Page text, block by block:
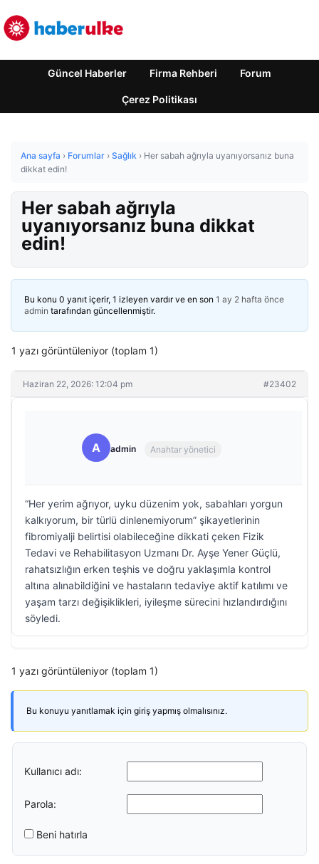
Güncel Haberler Firma Rehberi Forum
Çerez Politikası
Ana sayfa › Forumlar › Sağlık › Her sabah ağrıyla uyanıyorsanız buna
dikkat edin!
Her sabah ağrıyla
uyanıyorsanız buna dikkat
edin!
Bu konu 0 yanıt içerir, 1 izleyen vardır ve en son 1 ay 2 hafta önce
admin tarafından güncellenmiştir.
1 yazı görüntüleniyor (toplam 1)
Haziran 22, 2026: 12:04 pm #23402
A admin Anahtar yönetici
“Her yerim ağrıyor, uyku düzenim yok, sabahları yorgun
kalkıyorum, bir türlü dinlenemiyorum” şikayetlerinin
fibromiyalji belirtisi olabileceğine dikkati çeken Fizik
Tedavi ve Rehabilitasyon Uzmanı Dr. Ayşe Yener Güçlü,
rahatsızlığın erken teşhis ve doğru yaklaşımla kontrol
altına alınabildiğini ve hastaların tedaviye aktif katılımı ve
yaşam tarzı değişiklikleri, iyileşme sürecini hızlandırdığını
söyledi.
1 yazı görüntüleniyor (toplam 1)
Bu konuyu yanıtlamak için giriş yapmış olmalısınız.
Kullanıcı adı:
Parola:
Beni hatırla